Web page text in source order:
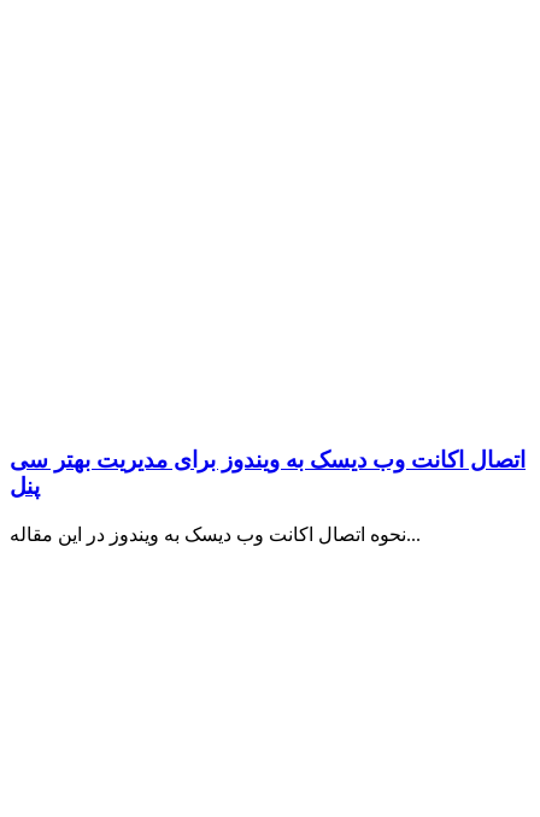
اتصال اکانت وب دیسک به ویندوز برای مدیریت بهتر سی
پنل
نحوه اتصال اکانت وب دیسک به ویندوز در این مقاله...